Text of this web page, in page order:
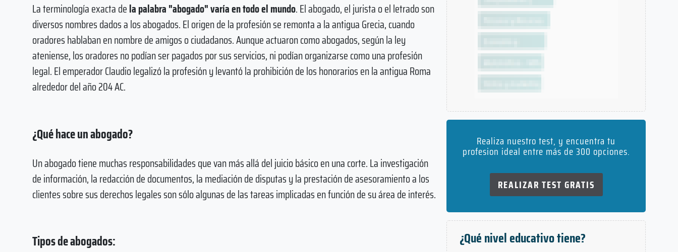
La terminología exacta dela palabra "abogado" varía en todo el mundo. El abogado, el jurista o el letrado son
diversos nombres dados a los abogados. El origen de la profesión se remonta a la antigua Grecia, cuando
oradores hablaban en nombre de amigos o ciudadanos. Aunque actuaron como abogados, según la ley
ateniense, los oradores no podían ser pagados por sus servicios, ni podían organizarse como una profesión
legal. El emperador Claudio legalizó la profesión y levantó la prohibición de los honorarios en la antigua Roma
alrededor del año 204 AC.
¿Qué hace un abogado?
Un abogado tiene muchas responsabilidades que van más allá del juicio básico en una corte. La investigación
de información, la redacción de documentos, la mediación de disputas y la prestación de asesoramiento a los
clientes sobre sus derechos legales son sólo algunas de las tareas implicadas en función de su área de interés.
Tipos de abogados:
Realiza nuestro test, y encuentra tu
profesion ideal entre más de 300 opciones.
REALIZAR TEST GRATIS
¿Qué nivel educativo tiene?